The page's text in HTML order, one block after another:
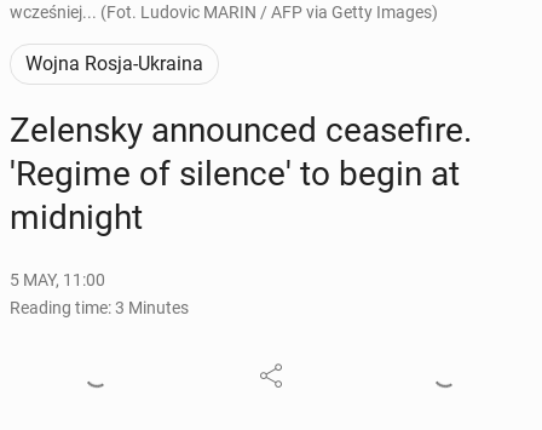
wcześniej... (Fot. Ludovic MARIN / AFP via Getty Images)
Wojna Rosja-Ukraina
Ze­len­sky an­nounced cease­fire.
'Regime of si­lence' to begin at
mid­night
5 MAY, 11:00
Reading time: 3 Minutes